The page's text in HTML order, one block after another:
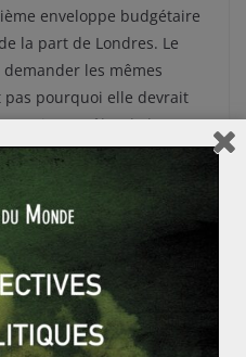
enveloppe budgétaire
la part de Londres. Le
demander les mêmes
pas pourquoi elle devrait
se mêler de leurs
et ses résultats
si le Oui l’avait emporté.
elle, a été soulagée du
ou
à celles des
la crise, même si les
europhiles que leur
la situation.